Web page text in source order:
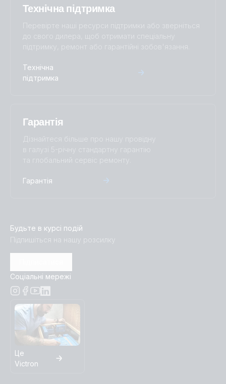
Технічна підтримка
Перевірте наші ресурси підтримки або зверніться
до свого дилера, щоб отримати спеціальну
підтримку, ремонт або гарантійні зобов'язання.
Технічна
підтримка
Гарантія
Дізнайтеся більше про нашу провідну
в галузі 5-річну стандартну гарантію
та глобальний сервіс ремонту.
Гарантія
Будьте в курсі подій
Підпишіться на нашу розсилку
Соціальні мережі
Це
Victron